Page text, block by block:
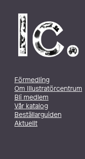
Förmedling
Om Illustratörcentrum
Bli medlem
Vår katalog
Beställarguiden
Aktuellt